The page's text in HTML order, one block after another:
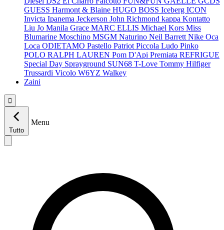
GUESS Harmont & Blaine HUGO BOSS Iceberg ICON
Invicta Ipanema Jeckerson John Richmond kappa Kontatto
Liu Jo Manila Grace MARC ELLIS Michael Kors Miss
Blumarine Moschino MSGM Naturino Neil Barrett Nike Oca
Loca ODIETAMO Pastello Patriot Piccola Ludo Pinko
POLO RALPH LAUREN Pom D'Api Premiata REFRIGUE
Special Day Sprayground SUN68 T-Love Tommy Hilfiger
Trussardi Vicolo W6YZ Walkey
Zaini

Tutto
Menu